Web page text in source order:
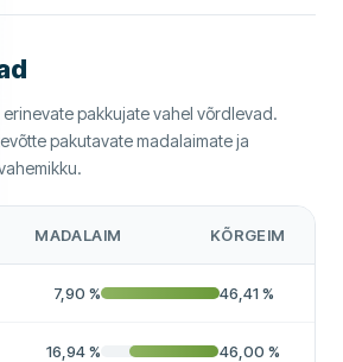
Ei
Jah
jooksul Jah
Ei
MADALAIM KÕRGEIM
7,90 % 46,41 %
16,94% 46,00 %
pakkujate vahel võrdlevad.
pakutavate madalaimate ja